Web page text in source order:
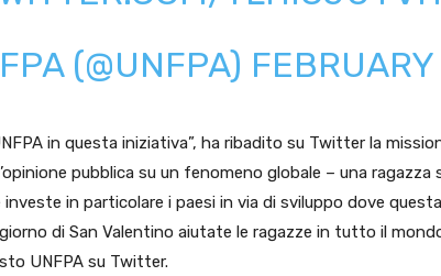
(@UNFPA)
in questa iniziativa”, ha ribadito su Twitter la
pubblica su un fenomeno globale – una ragazza
investe in particolare i paesi in via di sviluppo dove
giorno di San Valentino aiutate le ragazze in tutto il
UNFPA su Twitter.